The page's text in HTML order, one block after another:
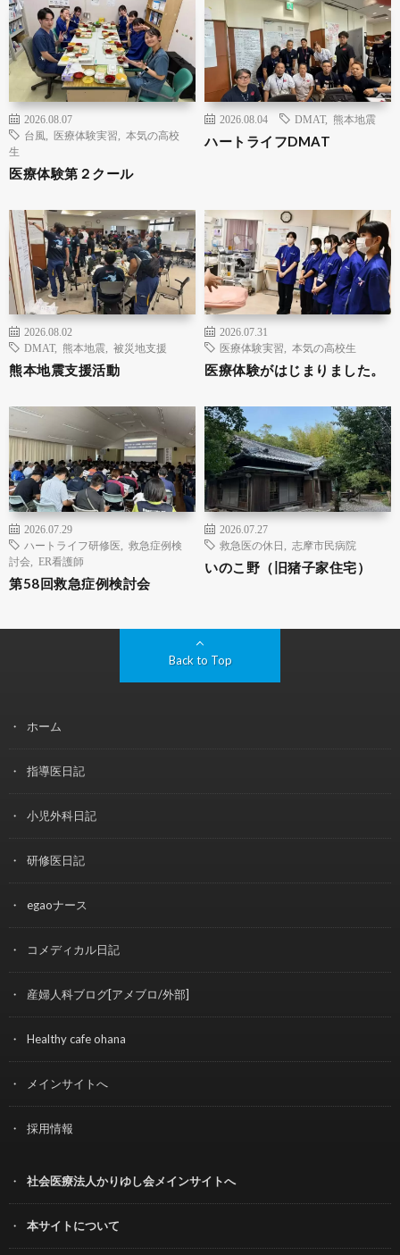
2026.08.07
台風
医療体験実習
本気の高校
生
医療体験第２クール
2026.08.04 DMAT, 熊本地震
ハートライフDMAT
2026.08.02
DMAT, 熊本地震 被災地支援
熊本地震支援活動
2026.07.31
医療体験実習
本気の高校生
医療体験がはじまりました。
2026.07.29
ハートライフ研修医
救急症例検
討会
ER看護師
第58回救急症例検討会
2026.07.27
救急医の休日
志摩市民病院
いのこ野（旧猪子家住宅）
Back to Top
ホーム
指導医日記
小児外科日記
研修医日記
egaoナース
コメディカル日記
産婦人科ブログ[アメブロ/外部]
Healthy cafe ohana
メインサイトへ
採用情報
社会医療法人かりゆし会メインサイトへ
本サイトについて